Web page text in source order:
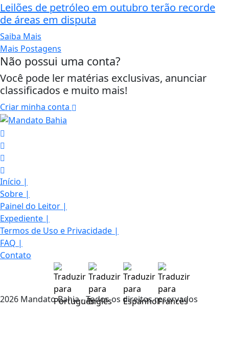
Leilões de petróleo em outubro terão recorde
de áreas em disputa
Saiba Mais
Mais Postagens
Não possui uma conta?
Você pode ler matérias exclusivas, anunciar
classificados e muito mais!
Criar minha conta
Início |
Sobre |
Painel do Leitor |
Expediente |
Termos de Uso e Privacidade |
FAQ |
Contato
2026 Mandato Bahia - Todos os direitos reservados
Termos de Uso e Privacidade